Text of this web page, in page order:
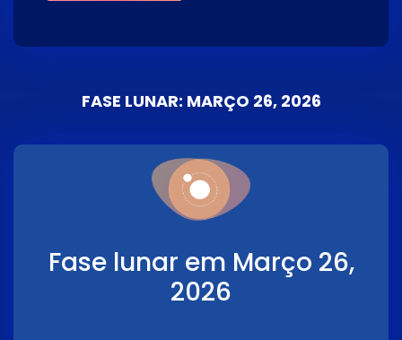
FASE LUNAR: MARÇO 26, 2026
Fase lunar em Março 26,
2026